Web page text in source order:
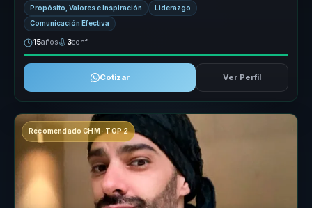
Propósito, Valores e Inspiración Liderazgo
Comunicación Efectiva
15años 3conf.
Cotizar Ver Perfil
Recomendado CHM · TOP 2